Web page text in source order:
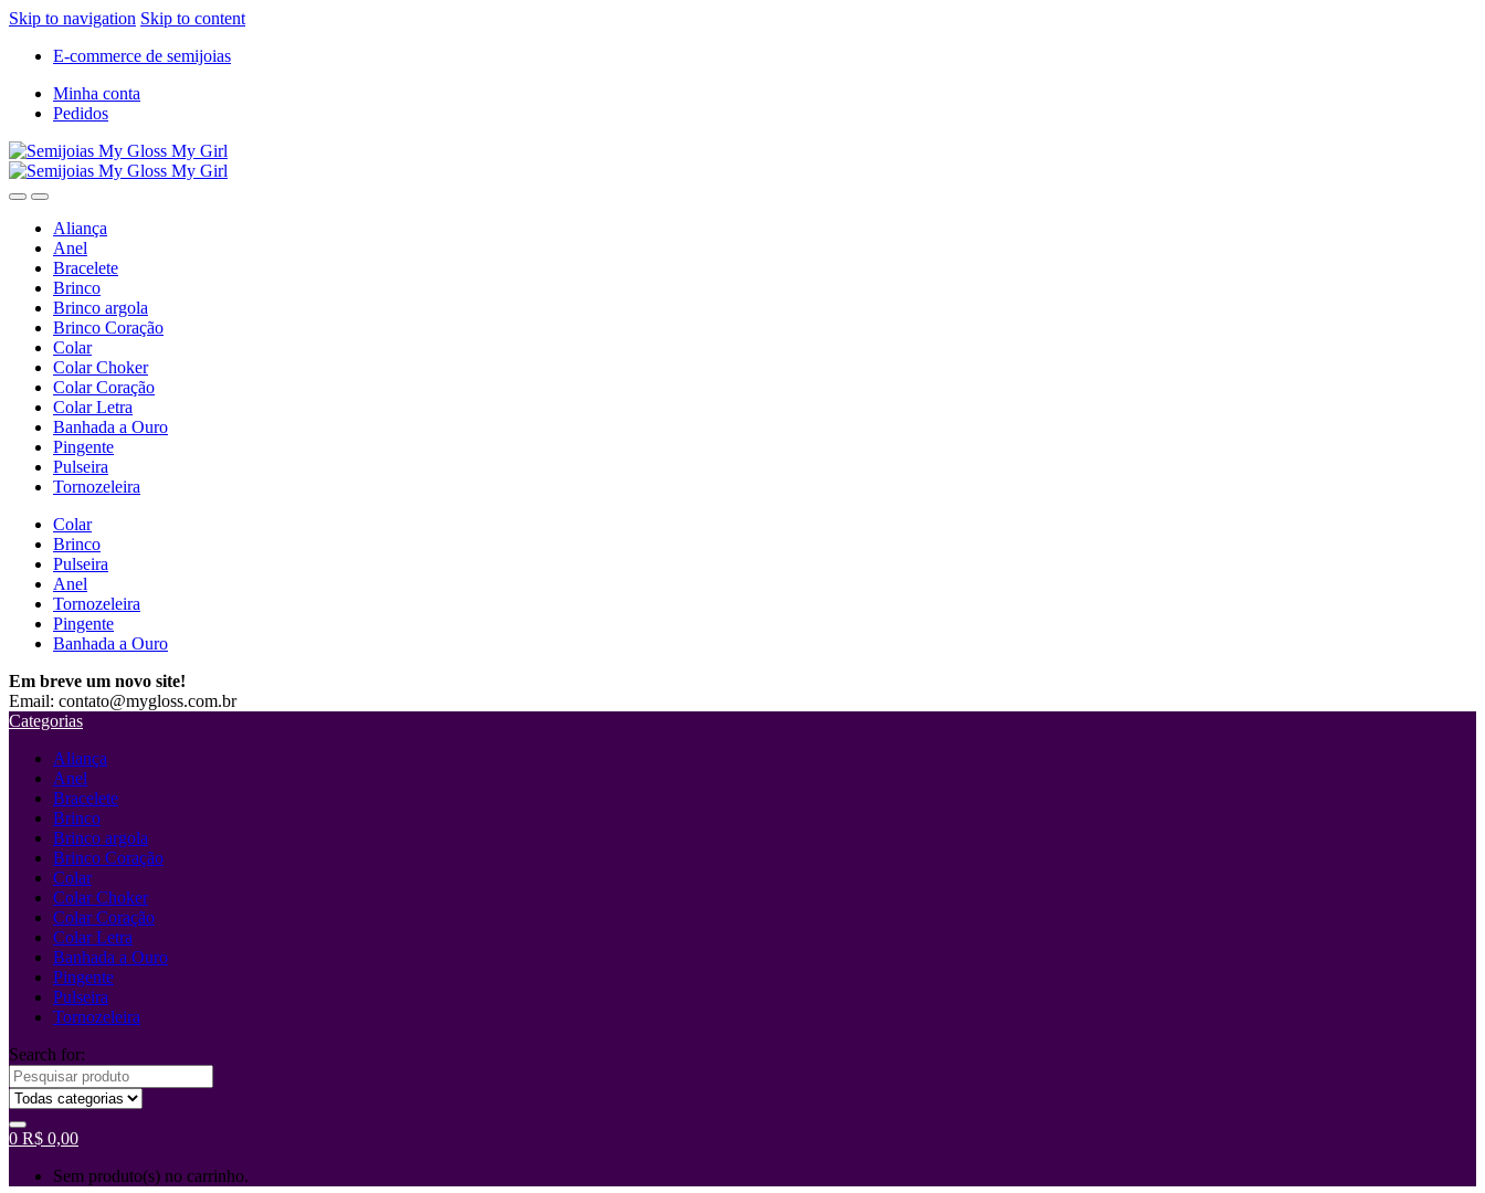
Skip to navigation Skip to content
E-commerce de semijoias
Minha conta
Pedidos
Aliança
Anel
Bracelete
Brinco
Brinco argola
Brinco Coração
Colar
Colar Choker
Colar Coração
Colar Letra
Banhada a Ouro
Pingente
Pulseira
Tornozeleira
Colar
Brinco
Pulseira
Anel
Tornozeleira
Pingente
Banhada a Ouro
Em breve um novo site!
Email: contato@mygloss.com.br
Categorias
Aliança
Anel
Bracelete
Brinco
Brinco argola
Brinco Coração
Colar
Colar Choker
Colar Coração
Colar Letra
Banhada a Ouro
Pingente
Pulseira
Tornozeleira
Search for:
0 R$ 0,00
Sem produto(s) no carrinho.